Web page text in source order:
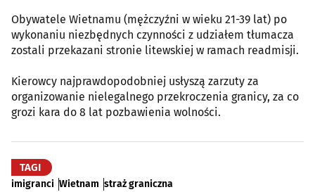
Obywatele Wietnamu (mężczyźni w wieku 21-39 lat) po
wykonaniu niezbędnych czynności z udziałem tłumacza
zostali przekazani stronie litewskiej w ramach readmisji.
Kierowcy najprawdopodobniej usłyszą zarzuty za
organizowanie nielegalnego przekroczenia granicy, za co
grozi kara do 8 lat pozbawienia wolności.
TAGI
imigranci Wietnam straż graniczna